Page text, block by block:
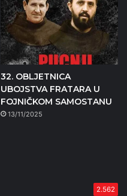
32. OBLJETNICA
UBOJSTVA FRATARA U
FOJNIČKOM SAMOSTANU
13/11/2025
2.562